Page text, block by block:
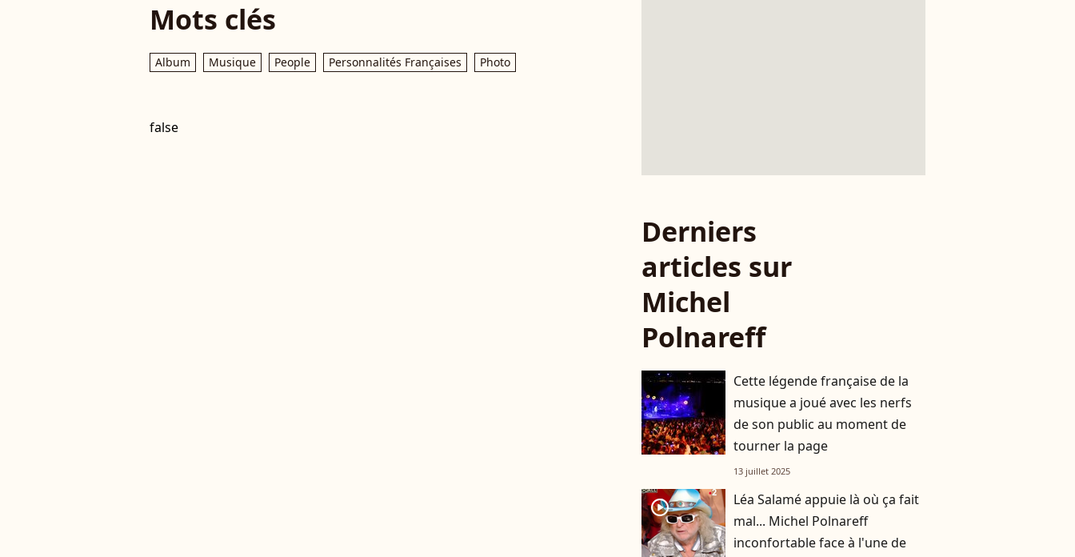
Mots clés
Album Musique People Personnalités Françaises Photo
false
Derniers
articles sur
Michel
Polnareff
Cette légende française de la
musique a joué avec les nerfs
de son public au moment de
tourner la page
13 juillet 2025
player2
Léa Salamé appuie là où ça fait
mal... Michel Polnareff
inconfortable face à l'une de